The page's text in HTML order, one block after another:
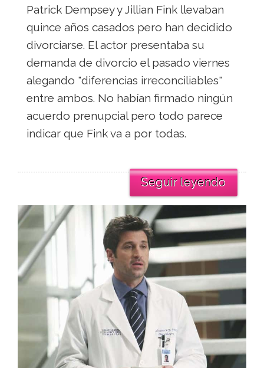
Patrick Dempsey y Jillian Fink llevaban
quince años casados pero han decidido
divorciarse. El actor presentaba su
demanda de divorcio el pasado viernes
alegando "diferencias irreconciliables"
entre ambos. No habían firmado ningún
acuerdo prenupcial pero todo parece
indicar que Fink va a por todas.
Seguir leyendo